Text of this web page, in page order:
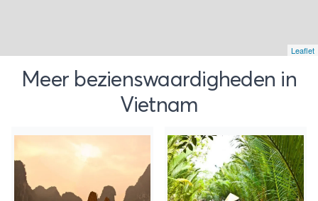
Leaflet
Meer bezienswaardigheden in
Vietnam